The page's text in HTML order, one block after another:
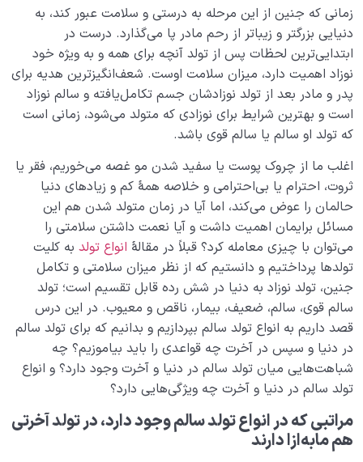
کسب اسم چیست، آیا اسم‌ها ویژگی‌ها و دارایی‌های ما
هستند؟
ویژگی های زندگی در آخرت چیست؟ چگونه می‌توانیم خود را
با آن تطبیق دهیم؟
آمادگی برای تولد آخرتی تحت تأثیر چه عواملی است؟
تجسم اعمال یعنی چه؟ اعمال ما چگونه بهشت و جهنم ما را
می‌سازند؟
نداشتن‌ها یا از دست دادن‌های ما | فقدان در دنیا ثروتی
برای آخرت است
تناسخ چیست، آیا ارواح پس از مرگ به دنیا برمی‌ گردند؟
دنیا؛ باشگاه انسان‌سازی 0/8
چگونه انسان شویم؟ 0/18
زمانی که جنین از این مرحله به درستی و سلامت عبور‌ ‌کند، به
دنیایی بزرگتر و زیباتر از رحم مادر پا می‌گذارد. درست در
ابتدایی‌ترین لحظات پس از تولد آنچه برای همه و به ویژه خود
نوزاد اهمیت دارد، میزان سلامت اوست. شعف‌انگیزترین هدیه برای
پدر و مادر بعد از تولد نوزادشان جسم تکامل‌یافته و سالم نوزاد
است و بهترین شرایط برای نوزادی که متولد می‌شود، زمانی است
که تولد او سالم یا سالم قوی باشد.
اغلب ما از چروک پوست یا سفید شدن مو غصه می‌خوریم، فقر یا
ثروت، احترام یا بی‌احترامی و خلاصه همۀ کم و زیادهای دنیا
حالمان را عوض می‌کند، اما آیا در زمان متولد شدن هم این
مسائل برایمان اهمیت داشت و آیا نعمت داشتن سلامتی را
می‌توان با چیزی معامله کرد؟ قبلاً در مقالۀ انواع تولد به کلیت
تولدها پرداختیم و دانستیم که از نظر میزان سلامتی و تکامل
جنین، تولد نوزاد به دنیا در شش رده قابل تقسیم است؛ تولد
سالم قوی، سالم، ضعیف، بیمار، ناقص و معیوب. در این درس
قصد داریم به انواع تولد سالم بپردازیم و بدانیم که برای تولد سالم
در دنیا و سپس در آخرت چه قواعدی را باید بیاموزیم؟ چه
شباهت‌هایی میان تولد سالم در دنیا و آخرت وجود دارد؟ و انواع
تولد سالم در دنیا و آخرت چه ویژگی‌هایی دارد؟
مراتبی که در انواع تولد سالم وجود دارد، در تولد آخرتی
هم مابه‌ازا دارند